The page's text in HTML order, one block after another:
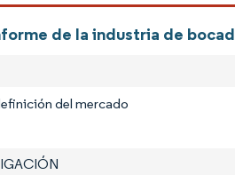
de la industria de
del mercado